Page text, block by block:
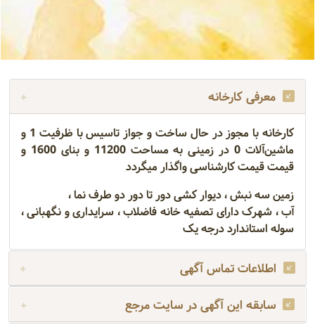
معرفی کارخانه
کارخانه با مجوز در حال ساخت و جواز تاسیس با ظرفیت 1 و
ماشین‌آلات 0 در زمینی به مساحت 11200 و بنای 1600 و
قیمت قیمت کارشناسی واگذار میگردد
زمین سه نبش ، دیوار کشی دور تا دور دو طرف نما ،
آب ، شهرک دارای تصفیه خانه فاضلاب ، سرایداری و نگهبانی ،
سوله استاندارد درجه یک
اطلاعات تماس آگهی
سابقه این آگهی در سایت مرجع